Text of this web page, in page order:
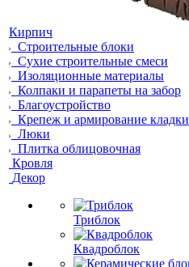
Кирпич
Строительные блоки
Сухие строительные смеси
Изоляционные материалы
Колпаки и парапеты на забор
Благоустройство
Крепеж и армирование кладки
Люки
Плитка облицовочная
Кровля
Декор
Триблок
Квадроблок